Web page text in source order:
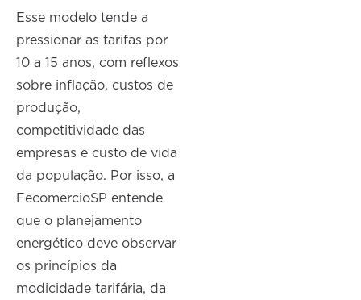
Esse modelo tende a
pressionar as tarifas por
10 a 15 anos, com reflexos
sobre inflação, custos de
produção,
competitividade das
empresas e custo de vida
da população. Por isso, a
FecomercioSP entende
que o planejamento
energético deve observar
os princípios da
modicidade tarifária, da